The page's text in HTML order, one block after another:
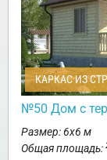
КАРКАС ИЗ
№50 Дом с
Размер: 6х6 м
Общая площадь: